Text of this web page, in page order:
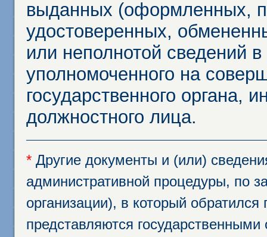
выданных (оформленных,
удостоверенных,
или неполнотой сведений
уполномоченного на
государственного органа,
должностного лица.
* Другие документы и (или)
административной процедуры, по
организации), в который
представляются